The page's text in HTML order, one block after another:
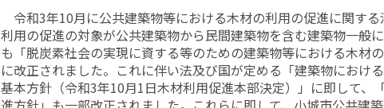
令和3年10月に公共建築物等における木材の利用の促進に関す
利用の促進の対象が公共建築物から民間建築物を含む建築物一般
も「脱炭素社会の実現に資する等のための建築物等における木材
に改正されました。これに伴い法及び国が定める「建築物におけ
基本方針（令和3年10月1日木材利用促進本部決定）」に即して、